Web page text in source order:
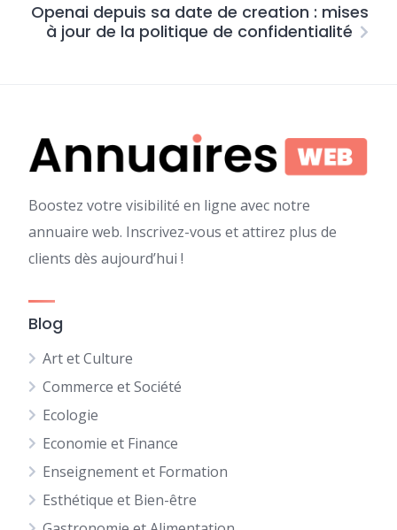
Openai depuis sa date de creation​ : mises
à jour de la politique de confidentialité
Boostez votre visibilité en ligne avec notre
annuaire web. Inscrivez-vous et attirez plus de
clients dès aujourd’hui !
Blog
Art et Culture
Commerce et Société
Ecologie
Economie et Finance
Enseignement et Formation
Esthétique et Bien-être